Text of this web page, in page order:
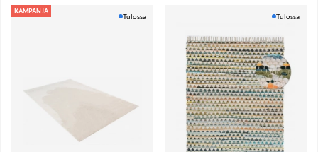
KAMPANJA
Tulossa Tulossa